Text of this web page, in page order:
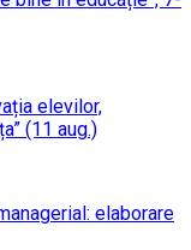
elevilor,
(11 aug.)
elaborare